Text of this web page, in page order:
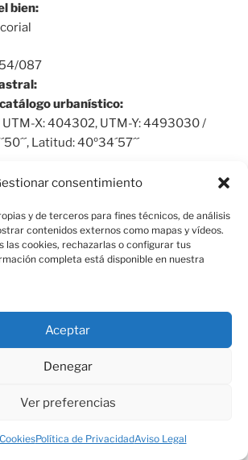
consentimiento
y de terceros para fines técnicos, de análisis
contenidos externos como mapas y vídeos.
las cookies, rechazarlas o configurar tus
completa está disponible en nuestra
Aceptar
Denegar
Ver preferencias
Política de PrivacidadAviso Legal
bien:
087
urbanístico:
UTM-X: 404302, UTM-Y: 4493030 /
Latitud: 40º34´57´´
Yacimiento arqueológico o
DE CASTILLA, 10
CONCERTADA SOBRE ARMADURA